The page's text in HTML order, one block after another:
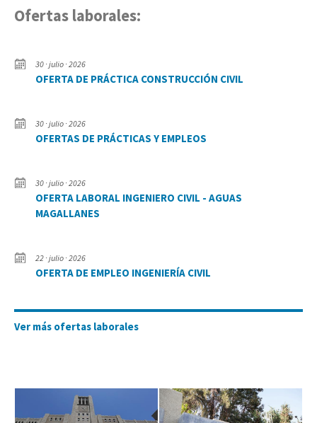
Ofertas laborales:
30 · julio · 2026
OFERTA DE PRÁCTICA CONSTRUCCIÓN CIVIL
30 · julio · 2026
OFERTAS DE PRÁCTICAS Y EMPLEOS
30 · julio · 2026
OFERTA LABORAL INGENIERO CIVIL - AGUAS
MAGALLANES
22 · julio · 2026
OFERTA DE EMPLEO INGENIERÍA CIVIL
Ver más ofertas laborales